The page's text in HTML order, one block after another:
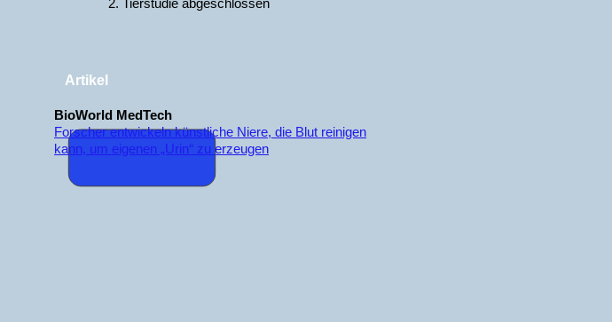
2. Tierstudie abgeschlossen
Artikel
BioWorld MedTech
Forscher entwickeln künstliche Niere, die Blut reinigen
kann, um eigenen „Urin“ zu erzeugen